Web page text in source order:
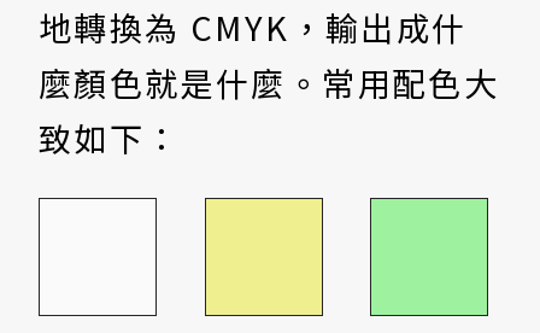
地轉換為 CMYK，輸出成什
麼顏色就是什麼。常用配色大
致如下：